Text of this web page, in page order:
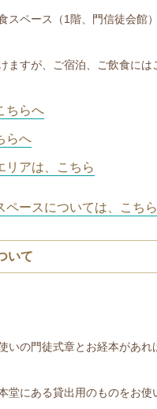
スペース（1階、門信徒会館
ますが、ご宿泊、ご飲食には
ちらへ
らへ
リアは、こちら
ペースについては、こちら
いて
いの門徒式章とお経本があれ
堂にある貸出用のものをお使